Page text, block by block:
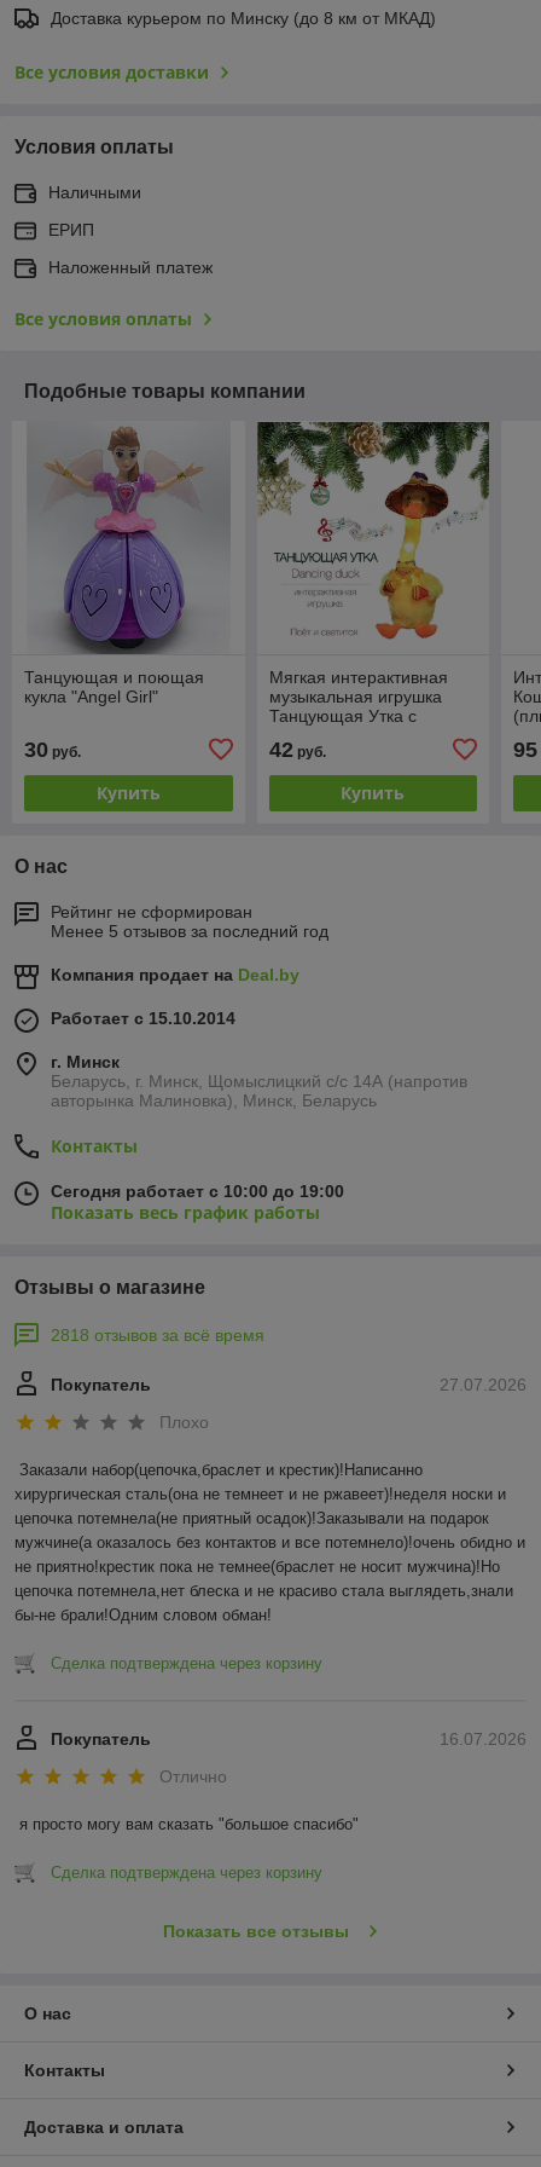
Доставка курьером по Минску (до 8 км от МКАД)
Все условия доставки
Условия оплаты
Наличными
ЕРИП
Наложенный платеж
Все условия оплаты
Подобные товары компании
Танцующая и поющая
кукла "Angel Girl"
30 руб.
Купить
Мягкая интерактивная
музыкальная игрушка
Танцующая Утка с
42руб.
Купить
95
О нас
Рейтинг не сформирован
Менее 5 отзывов за последний год
Компания продает на Deal.by
Работает с 15.10.2014
г. Минск
Беларусь, г. Минск, Щомыслицкий с/с 14А (напротив
авторынка Малиновка), Минск, Беларусь
Контакты
Сегодня работает с 10:00 до 19:00
Показать весь график работы
Отзывы о магазине
2818 отзывов за всё время
27.07.2026
Покупатель
Плохо
Заказали набор(цепочка,браслет и крестик)!Написанно
хирургическая сталь(она не темнеет и не ржавеет)!неделя носки и
цепочка потемнела(не приятный осадок)!Заказывали на подарок
мужчине(а оказалось без контактов и все потемнело)!очень обидно и
не приятно!крестик пока не темнее(браслет не носит мужчина)!Но
цепочка потемнела,нет блеска и не красиво стала выглядеть,знали
бы-не брали!Одним словом обман!
Сделка подтверждена через корзину
16.07.2026
Покупатель
Отлично
я просто могу вам сказать "большое спасибо"
Сделка подтверждена через корзину
Показать все отзывы
О нас
Контакты
Доставка и оплата